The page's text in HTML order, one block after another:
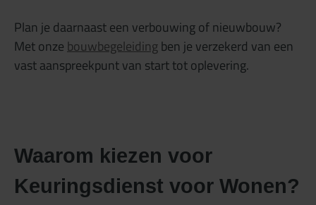
Plan je daarnaast een verbouwing of nieuwbouw?
Met onze bouwbegeleidingben je verzekerd van een
vast aanspreekpunt van start tot oplevering.
Waarom kiezen voor
Keuringsdienst voor Wonen?